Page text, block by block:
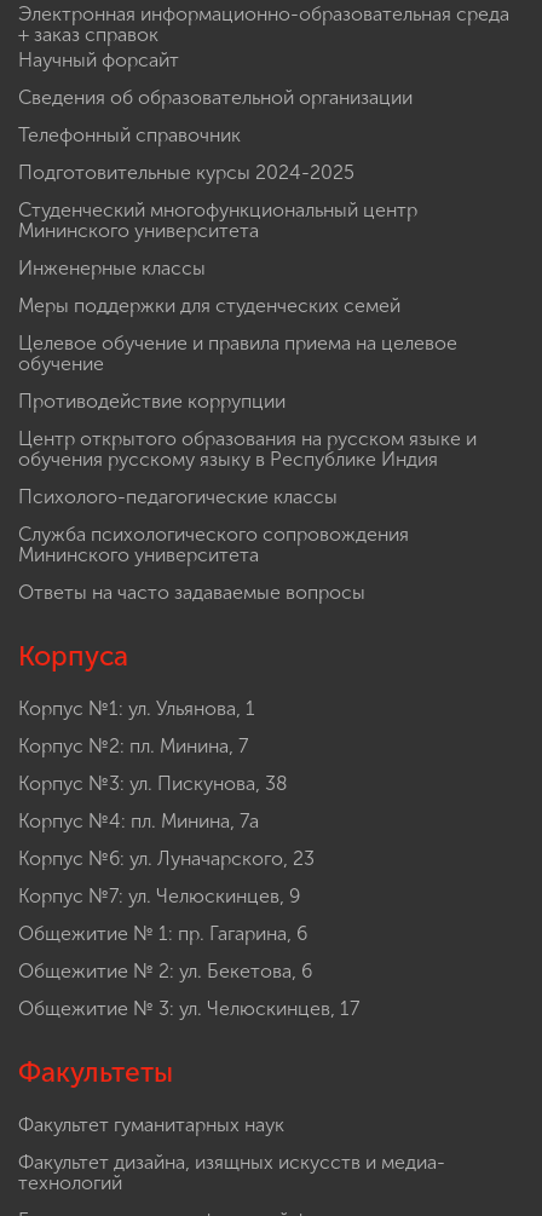
Электронная информационно-образовательная среда
+ заказ справок
Научный форсайт
Сведения об образовательной организации
Телефонный справочник
Подготовительные курсы 2024-2025
Студенческий многофункциональный центр
Мининского университета
Инженерные классы
Меры поддержки для студенческих семей
Целевое обучение и правила приема на целевое
обучение
Противодействие коррупции
Центр открытого образования на русском языке и
обучения русскому языку в Республике Индия
Психолого-педагогические классы
Служба психологического сопровождения
Мининского университета
Ответы на часто задаваемые вопросы
Корпуса
Корпус №1: ул. Ульянова, 1
Корпус №2: пл. Минина, 7
Корпус №3: ул. Пискунова, 38
Корпус №4: пл. Минина, 7а
Корпус №6: ул. Луначарского, 23
Корпус №7: ул. Челюскинцев, 9
Общежитие № 1: пр. Гагарина, 6
Общежитие № 2: ул. Бекетова, 6
Общежитие № 3: ул. Челюскинцев, 17
Факультеты
Факультет гуманитарных наук
Факультет дизайна, изящных искусств и медиа-
технологий